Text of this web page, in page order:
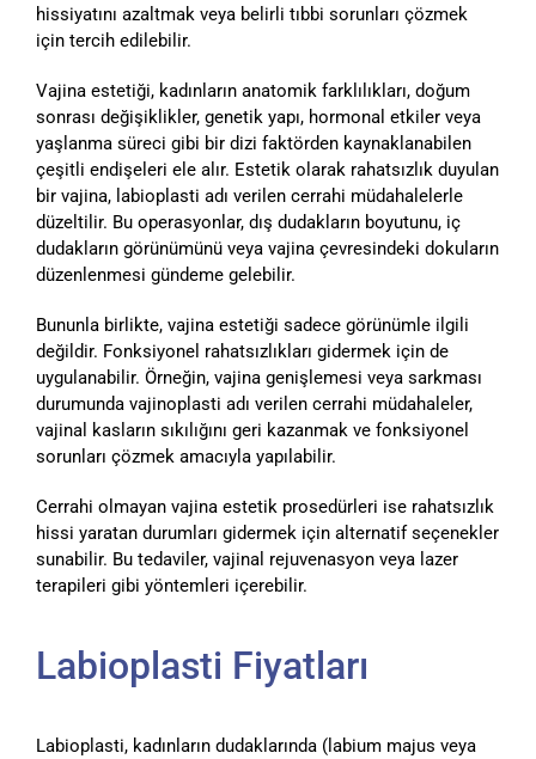
hissiyatını azaltmak veya belirli tıbbi sorunları çözmek
için tercih edilebilir.
Vajina estetiği, kadınların anatomik farklılıkları, doğum
sonrası değişiklikler, genetik yapı, hormonal etkiler veya
yaşlanma süreci gibi bir dizi faktörden kaynaklanabilen
çeşitli endişeleri ele alır. Estetik olarak rahatsızlık duyulan
bir vajina, labioplasti adı verilen cerrahi müdahalelerle
düzeltilir. Bu operasyonlar, dış dudakların boyutunu, iç
dudakların görünümünü veya vajina çevresindeki dokuların
düzenlenmesi gündeme gelebilir.
Bununla birlikte, vajina estetiği sadece görünümle ilgili
değildir. Fonksiyonel rahatsızlıkları gidermek için de
uygulanabilir. Örneğin, vajina genişlemesi veya sarkması
durumunda vajinoplasti adı verilen cerrahi müdahaleler,
vajinal kasların sıkılığını geri kazanmak ve fonksiyonel
sorunları çözmek amacıyla yapılabilir.
Cerrahi olmayan vajina estetik prosedürleri ise rahatsızlık
hissi yaratan durumları gidermek için alternatif seçenekler
sunabilir. Bu tedaviler, vajinal rejuvenasyon veya lazer
terapileri gibi yöntemleri içerebilir.
Labioplasti Fiyatları
Labioplasti, kadınların dudaklarında (labium majus veya